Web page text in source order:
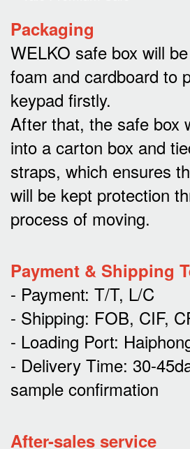
Packaging
WELKO safe box will
foam and cardboard to
keypad firstly.
After that, the safe box
into a carton box and
straps, which ensures
will be kept protection
process of moving.
Payment & Shipping
- Payment: T/T, L/C
- Shipping: FOB, CIF,
- Loading Port:
- Delivery Time: 30-
sample confirmation
After-sales service